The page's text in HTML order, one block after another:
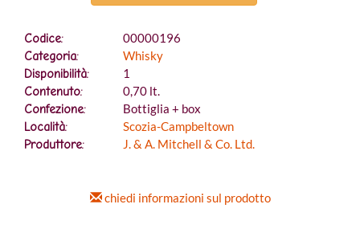
Codice:
00000196
Categoria:
Whisky
Disponibilità:
1
Contenuto:
0,70 lt.
Confezione:
Bottiglia + box
Località:
Scozia-Campbeltown
Produttore:
J. & A. Mitchell & Co. Ltd.
chiedi informazioni sul prodotto